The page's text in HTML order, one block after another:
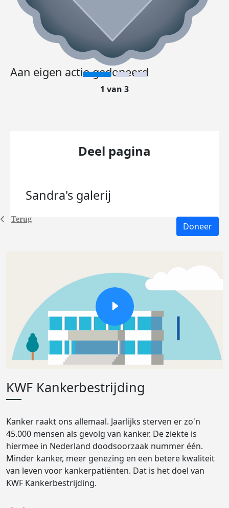
Terug
Aan eigen actie gedoneerd
1 van 3
Deel pagina
Sandra's galerij
Doneer
KWF Kankerbestrijding
Kanker raakt ons allemaal. Jaarlijks sterven er zo'n
45.000 mensen als gevolg van kanker. De ziekte is
hiermee in Nederland doodsoorzaak nummer één.
Minder kanker, meer genezing en een betere kwaliteit
van leven voor kankerpatiënten. Dat is het doel van
KWF Kankerbestrijding.